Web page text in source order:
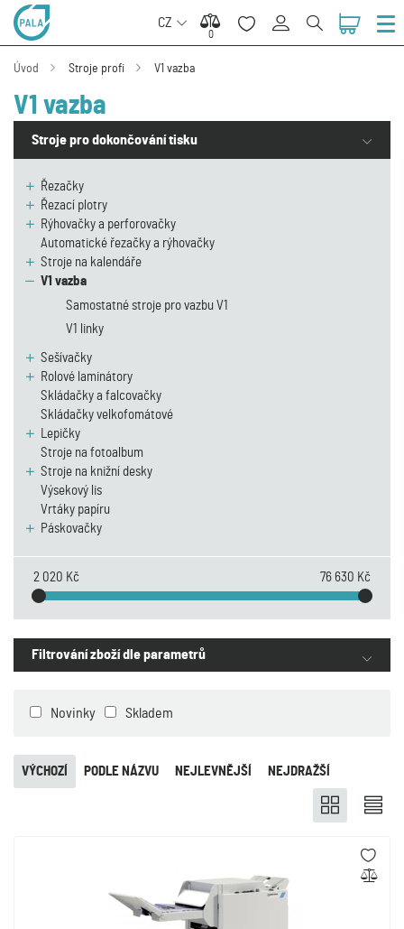
CZ
0
0
Úvod Stroje profi V1 vazba
V1 vazba
Stroje pro dokončování tisku
Řezačky
Řezací plotry
Rýhovačky a perforovačky
Automatické řezačky a rýhovačky
Stroje na kalendáře
V1 vazba
Samostatné stroje pro vazbu V1
V1 linky
Sešívačky
Rolové laminátory
Skládačky a falcovačky
Skládačky velkofomátové
Lepičky
Stroje na fotoalbum
Stroje na knižní desky
Výsekový lis
Vrtáky papíru
Páskovačky
2 020 Kč 76 630 Kč
Filtrování zboží dle parametrů
Novinky Skladem
NEJLEVNĚJŠÍ NEJDRAŽŠÍ
PODLE NÁZVU
VÝCHOZÍ